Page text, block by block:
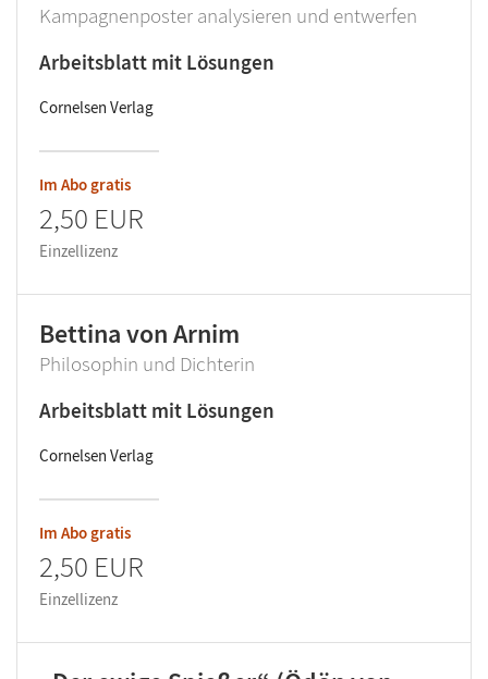
Kampagnenposter analysieren und entwerfen
Arbeitsblatt mit Lösungen
Cornelsen Verlag
Im Abo gratis
2,50 EUR
Einzellizenz
Bettina von Arnim
Philosophin und Dichterin
Arbeitsblatt mit Lösungen
Cornelsen Verlag
Im Abo gratis
2,50 EUR
Einzellizenz